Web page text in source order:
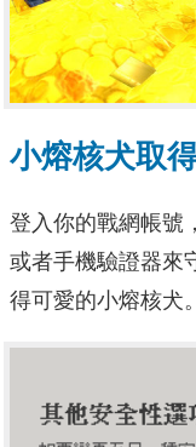
小熔核犬取
登入你的戰網帳號
或者手機驗證器來
得 可愛的小熔核犬。